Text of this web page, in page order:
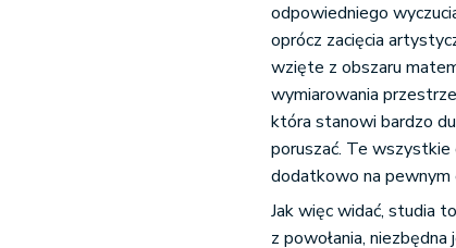
odpowiedniego
oprócz zacięcia
wzięte z obszaru
wymiarowania
która stanowi bardzo
poruszać. Te
dodatkowo na pewnym
Jak więc widać, studia
z powołania,